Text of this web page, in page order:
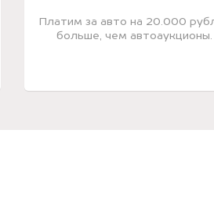
Платим за авто на 20.000
больше, чем автоаукционы.